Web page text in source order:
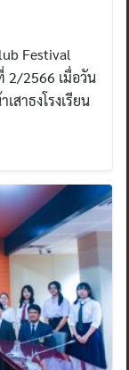
Festival
2/2566 เมื่อวัน
าธงโรงเรียน